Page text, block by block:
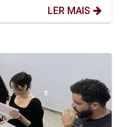
LER MAIS